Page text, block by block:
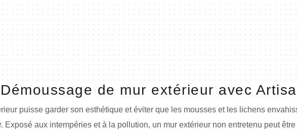
Démoussage de mur extérieur avec
puisse garder son esthétique et éviter que les mousses et les lichens
Exposé aux intempéries et à la pollution, un mur extérieur non entretenu peut